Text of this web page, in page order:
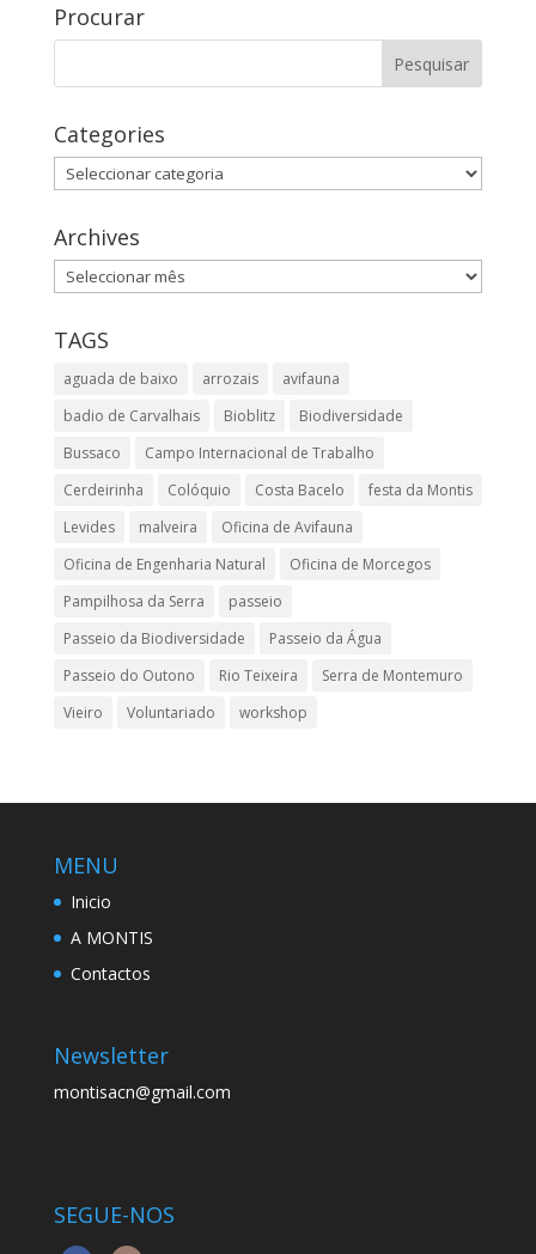
Procurar
Categories
Categories
Archives
Archives
TAGS
aguada de baixo arrozais
avifauna
badio de Carvalhais
Bioblitz
Biodiversidade
Bussaco
Campo Internacional de Trabalho
Cerdeirinha
Colóquio Costa Bacelo
festa da Montis
Levides
malveira
Oficina de Avifauna
Oficina de Engenharia Natural
Oficina de Morcegos
Pampilhosa da Serra
passeio
Passeio da Biodiversidade
Passeio da Água
Passeio do Outono
Rio Teixeira
Serra de Montemuro
Vieiro
Voluntariado workshop
MENU
Inicio
A MONTIS
Contactos
Newsletter
montisacn@gmail.com
SEGUE-NOS